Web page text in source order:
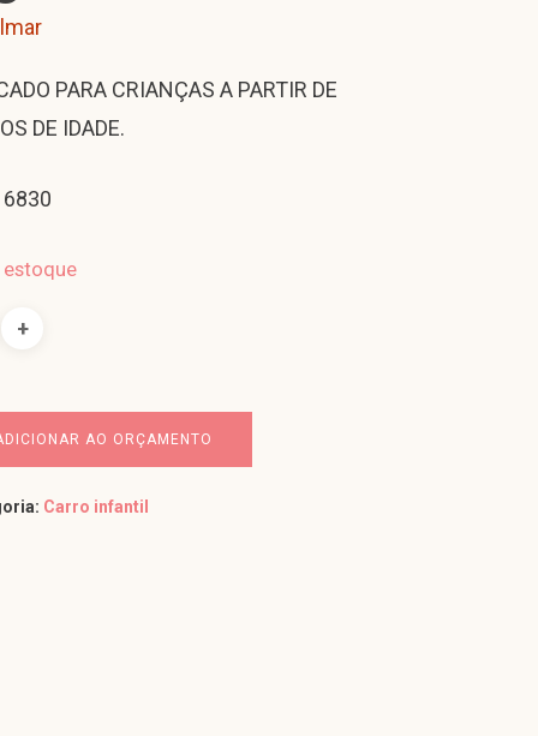
PARA CRIANÇAS A PARTIR DE
DE IDADE.
6830
estoque
AO ORÇAMENTO
Carro infantil